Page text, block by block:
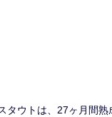
タウトは、27ヶ月間